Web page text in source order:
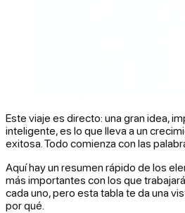
Este viaje es directo: una gran idea,
inteligente, es lo que lleva a un
exitosa. Todo comienza con las
Aquí hay un resumen rápido de los
más importantes con los que
cada uno, pero esta tabla te da una
por qué.